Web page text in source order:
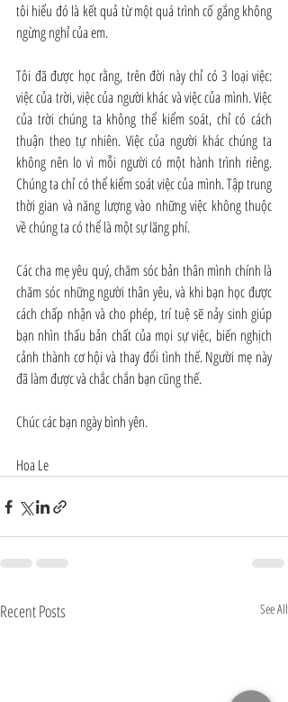
tôi hiểu đó là kết quả từ một quá trình cố gắng không
ngừng nghỉ của em.
Tôi đã được học rằng, trên đời này chỉ có 3 loại việc:
việc của trời, việc của người khác và việc của mình. Việc
của trời chúng ta không thể kiểm soát, chỉ có cách
thuận theo tự nhiên. Việc của người khác chúng ta
không nên lo vì mỗi người có một hành trình riêng.
Chúng ta chỉ có thể kiểm soát việc của mình. Tập trung
thời gian và năng lượng vào những việc không thuộc
về chúng ta có thể là một sự lãng phí.
Các cha mẹ yêu quý, chăm sóc bản thân mình chính là
chăm sóc những người thân yêu, và khi bạn học được
cách chấp nhận và cho phép, trí tuệ sẽ nảy sinh giúp
bạn nhìn thấu bản chất của mọi sự việc, biến nghịch
cảnh thành cơ hội và thay đổi tình thế. Người mẹ này
đã làm được và chắc chắn bạn cũng thế.
Chúc các bạn ngày bình yên.
Hoa Le
Recent Posts See All